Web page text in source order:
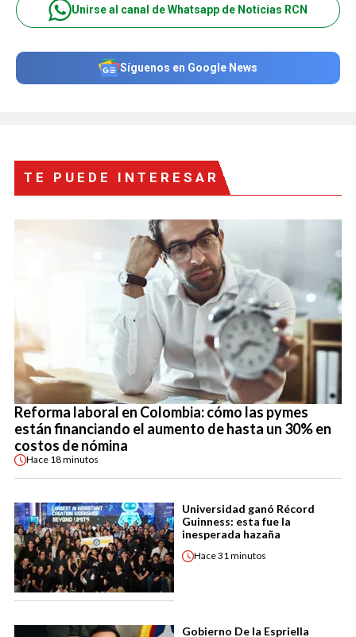
Unirse al canal de Whatsapp de Noticias RCN
Síguenos en Google News
TE PUEDE INTERESAR
Reforma laboral en Colombia: cómo las pymes
están financiando el aumento de hasta un 30% en
costos de nómina
Hace 18 minutos
Universidad ganó Récord
Guinness: esta fue la
inesperada hazaña
Hace31 minutos
Gobierno De la Espriella